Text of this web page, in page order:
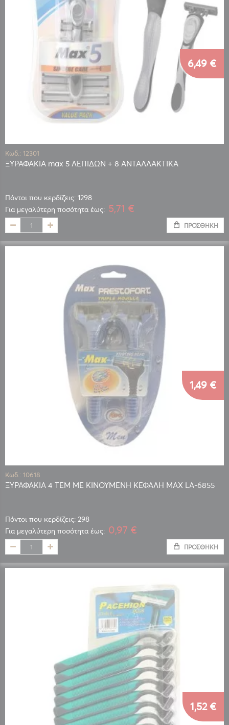
Κωδ.: 12301
ΞΥΡΑΦΑΚΙΑ max 5 ΛΕΠΙΔΩΝ + 8 ΑΝΤΑΛΛΑΚΤΙΚΑ
Πόντοι που κερδίζεις: 1298
6,49 €
Για μεγαλύτερη ποσότητα έως: 5,71 €
ΠΡΟΣΘΉΚΗ
Κωδ.: 10618
ΞΥΡΑΦΑΚΙΑ 4 ΤΕΜ ΜΕ ΚΙΝΟΥΜΕΝΗ ΚΕΦΑΛΗ MAX LA-6855
Πόντοι που κερδίζεις: 298
1,49 €
Για μεγαλύτερη ποσότητα έως: 0,97 €
ΠΡΟΣΘΉΚΗ
1,52 €